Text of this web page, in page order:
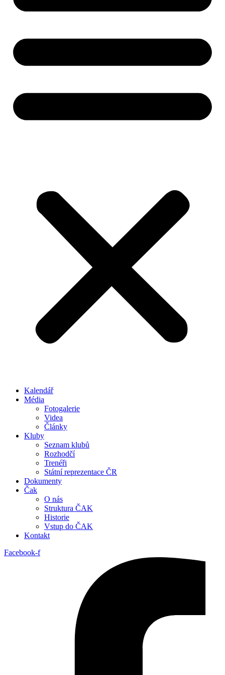
Kalendář
Média
Fotogalerie
Videa
Články
Kluby
Seznam klubů
Rozhodčí
Trenéři
Státní reprezentace ČR
Dokumenty
Čak
O nás
Struktura ČAK
Historie
Vstup do ČAK
Kontakt
Facebook-f